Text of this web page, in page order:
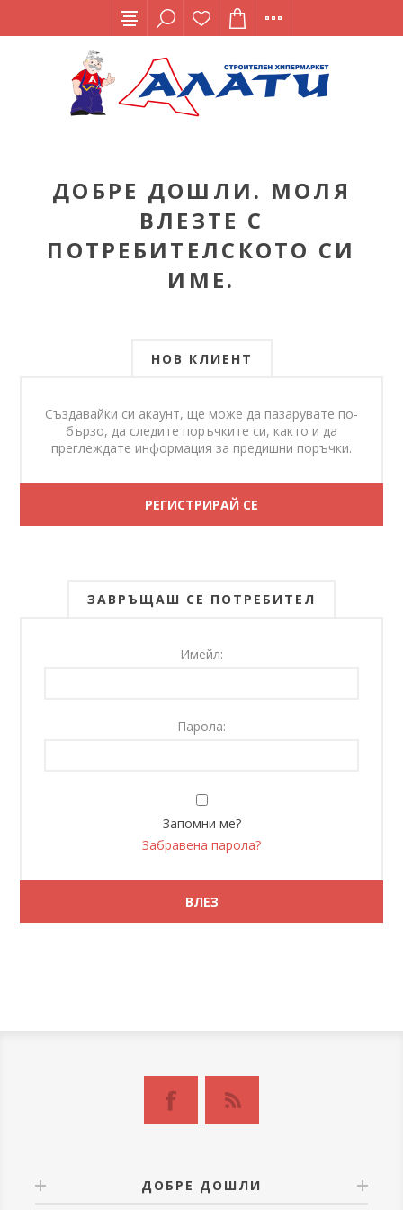
ДОБРЕ ДОШЛИ. МОЛЯ
ВЛЕЗТЕ С
ПОТРЕБИТЕЛСКОТО СИ
ИМЕ.
НОВ КЛИЕНТ
Създавайки си акаунт, ще може да пазарувате по-
бързо, да следите поръчките си, както и да
преглеждате информация за предишни поръчки.
ЗАВРЪЩАШ СЕ ПОТРЕБИТЕЛ
Имейл:
Парола:
Запомни ме?
Забравена парола?
ДОБРЕ ДОШЛИ